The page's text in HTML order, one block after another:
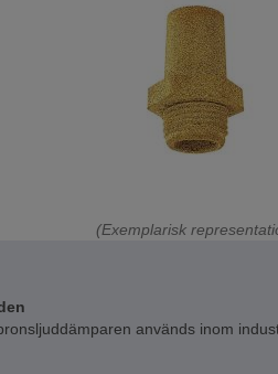
(Exemplarisk
används inom